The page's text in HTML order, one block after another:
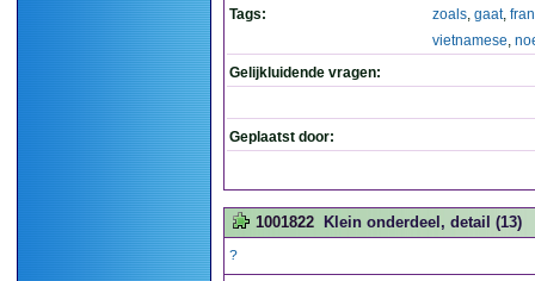
Tags:
zoals, gaat,
vietnamese,
Gelijkluidende vragen:
Geplaatst door:
1001822 Klein onderdeel, detail (13)
?